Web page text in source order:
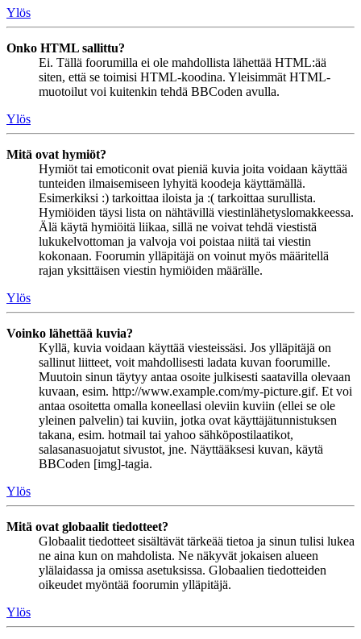
Ylös
Onko HTML sallittu?
Ei. Tällä foorumilla ei ole mahdollista lähettää HTML:ää
siten, että se toimisi HTML-koodina. Yleisimmät HTML-
muotoilut voi kuitenkin tehdä BBCoden avulla.
Ylös
Mitä ovat hymiöt?
Hymiöt tai emoticonit ovat pieniä kuvia joita voidaan käyttää
tunteiden ilmaisemiseen lyhyitä koodeja käyttämällä.
Esimerkiksi :) tarkoittaa iloista ja :( tarkoittaa surullista.
Hymiöiden täysi lista on nähtävillä viestinlähetyslomakkeessa.
Älä käytä hymiöitä liikaa, sillä ne voivat tehdä viestistä
lukukelvottoman ja valvoja voi poistaa niitä tai viestin
kokonaan. Foorumin ylläpitäjä on voinut myös määritellä
rajan yksittäisen viestin hymiöiden määrälle.
Ylös
Voinko lähettää kuvia?
Kyllä, kuvia voidaan käyttää viesteissäsi. Jos ylläpitäjä on
sallinut liitteet, voit mahdollisesti ladata kuvan foorumille.
Muutoin sinun täytyy antaa osoite julkisesti saatavilla olevaan
kuvaan, esim. http://www.example.com/my-picture.gif. Et voi
antaa osoitetta omalla koneellasi oleviin kuviin (ellei se ole
yleinen palvelin) tai kuviin, jotka ovat käyttäjätunnistuksen
takana, esim. hotmail tai yahoo sähköpostilaatikot,
salasanasuojatut sivustot, jne. Näyttääksesi kuvan, käytä
BBCoden [img]-tagia.
Ylös
Mitä ovat globaalit tiedotteet?
Globaalit tiedotteet sisältävät tärkeää tietoa ja sinun tulisi lukea
ne aina kun on mahdolista. Ne näkyvät jokaisen alueen
ylälaidassa ja omissa asetuksissa. Globaalien tiedotteiden
oikeudet myöntää foorumin ylläpitäjä.
Ylös